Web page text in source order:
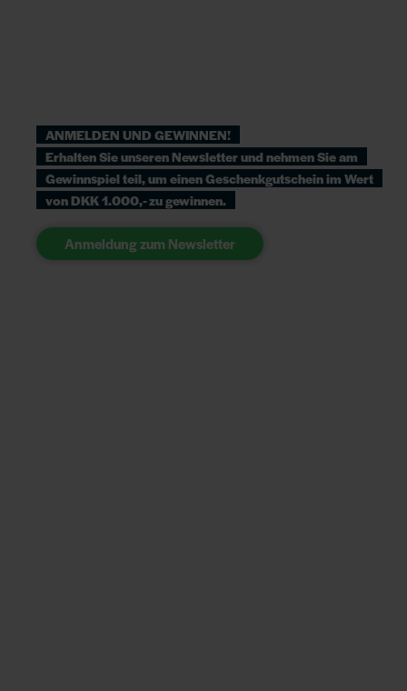
ANMELDEN UND GEWINNEN!
Erhalten Sie unseren Newsletter und nehmen Sie am
Gewinnspiel teil, um einen Geschenkgutschein im Wert
von DKK 1.000,- zu gewinnen.
Anmeldung zum Newsletter